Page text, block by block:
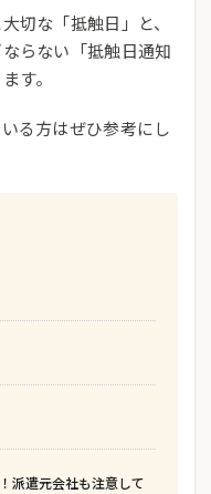
切な「抵触日」と、
らない「抵触日通知
す。
る方はぜひ参考にし
派遣元会社も注意して